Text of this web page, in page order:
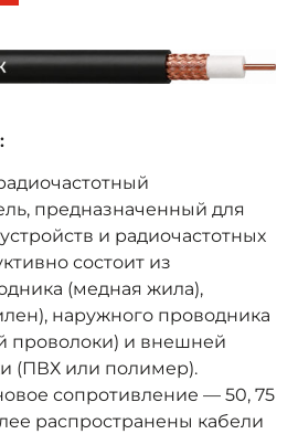
предназначенный для
и радиочастотных
состоит из
(медная жила),
наружного проводника
проволоки) и внешней
(ПВХ или полимер).
сопротивление — 50, 75
распространены кабели